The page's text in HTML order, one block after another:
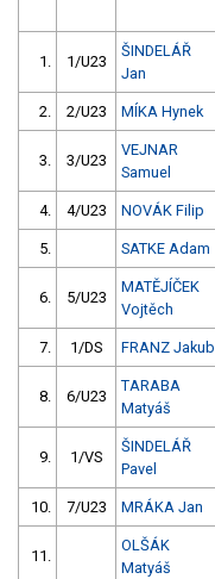
1. 1/U23
ŠINDELÁŘ
Jan
2. 2/U23 MÍKA Hynek
3. 3/U23
VEJNAR
Samuel
4. 4/U23 NOVÁK Filip
5. SATKE Adam
6. 5/U23
MATĚJÍČEK
Vojtěch
7. 1/DS FRANZ Jakub
8. 6/U23
TARABA
Matyáš
9. 1/VS
ŠINDELÁŘ
Pavel
10. 7/U23 MRÁKA Jan
11.
OLŠÁK
Matyáš